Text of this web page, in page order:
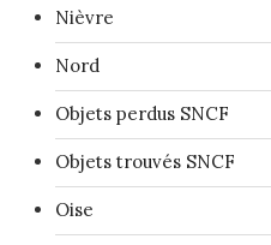
Nièvre
Nord
Objets perdus SNCF
Objets trouvés SNCF
Oise